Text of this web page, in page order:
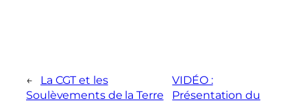
←
La CGT et les
Soulèvements de la Terre
VIDÉO :
Présentation du